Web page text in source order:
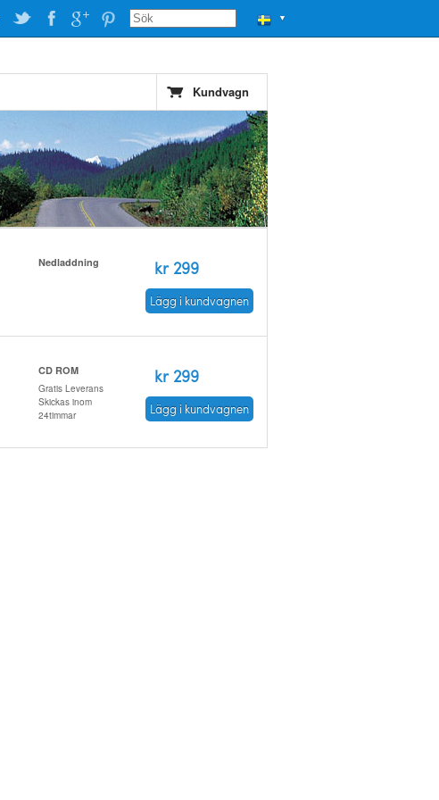
▼
Kundvagn
Nedladdning kr 299
Lägg i kundvagnen
CD ROM
Gratis Leverans
Skickas inom
24timmar
kr 299
Lägg i kundvagnen